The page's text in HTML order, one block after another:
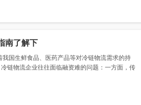
南了解下
国生鲜食品、医药产品等对冷链物流需求的持
链物流企业往往面临融资难的问题：一方面，传